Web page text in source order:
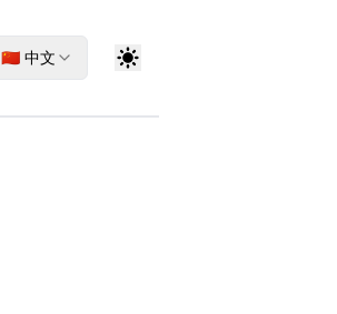
🇨🇳 中文